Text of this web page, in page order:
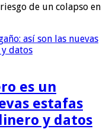
de un colapso en
es un
estafas
y datos